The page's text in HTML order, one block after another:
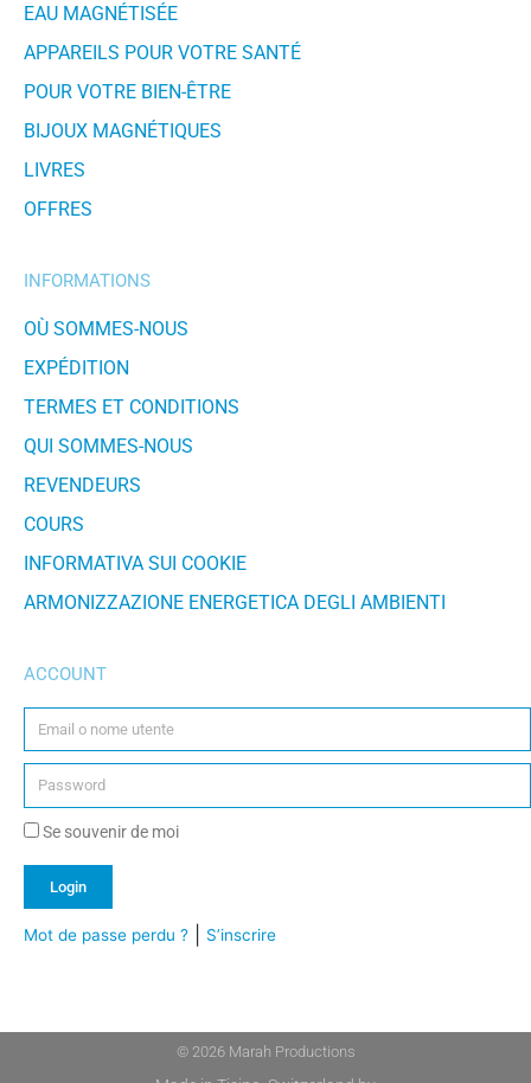
EAU MAGNÉTISÉE
APPAREILS POUR VOTRE SANTÉ
POUR VOTRE BIEN-ÊTRE
BIJOUX MAGNÉTIQUES
LIVRES
OFFRES
INFORMATIONS
OÙ SOMMES-NOUS
EXPÉDITION
TERMES ET CONDITIONS
QUI SOMMES-NOUS
REVENDEURS
COURS
INFORMATIVA SUI COOKIE
ARMONIZZAZIONE ENERGETICA DEGLI AMBIENTI
ACCOUNT
Se souvenir de moi
Login
Mot de passe perdu ? S’inscrire
© 2026 Marah Productions